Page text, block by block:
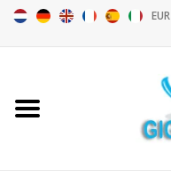
EUR